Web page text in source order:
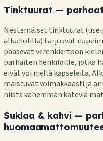
Tinktuurat —
Nestemäiset tinktuurat
alkoholilla) tarjoavat
pääsevät verenkiertoon
parhaiten henkilöille, jotka
eivät voi niellä kapseleita.
maistuvat voimakkaasti ja
niistä vähemmän käteviä
Suklaa & kahvi —